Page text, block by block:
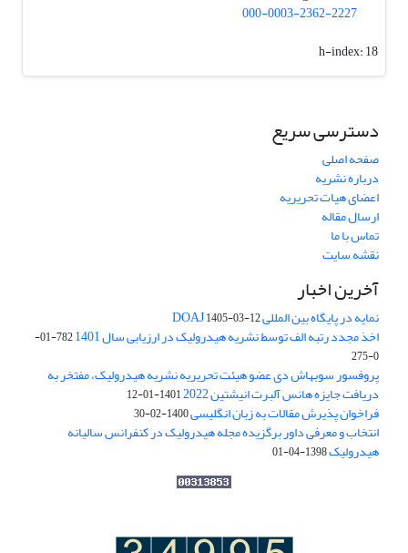
000-0003-2362-2227
h-index:18
دسترسی سریع
صفحه اصلی
درباره نشریه
اعضای هیات تحریریه
ارسال مقاله
تماس با ما
نقشه سایت
آخرین اخبار
نمایه در پایگاه بین المللی DOAJ1405-03-12
اخذ مجدد رتبه الف توسط نشریه هیدرولیک در ارزیابی سال 1401
782-01-
0-275
پروفسور سوبهاش دی عضو هیئت تحریریه نشریه هیدرولیک، مفتخر به
دریافت جایزه هانس آلبرت انیشتین 2022 1401-01-12
فراخوان پذیرش مقالات به زبان انگلیسی1400-02-30
انتخاب و معرفی داور برگزیده مجله هیدرولیک در کنفرانس سالیانه
هیدرولیک1398-04-01